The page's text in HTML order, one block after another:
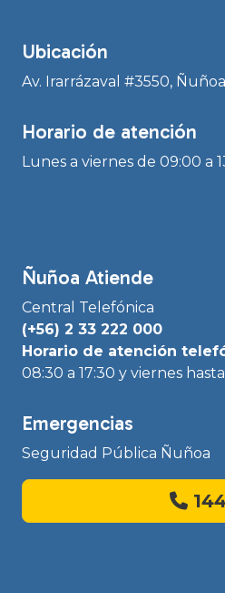
Ubicación
Av. Irarrázaval #3550,
Horario de atención
Lunes a viernes de 09:00 a
Ñuñoa Atiende
Central Telefónica
(+56) 2 33 222 000
Horario de atención
08:30 a 17:30 y viernes hasta
Emergencias
Seguridad Pública Ñuñoa